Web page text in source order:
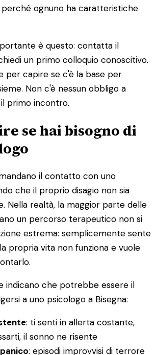
ognuno ha caratteristiche
è questo: contatta il
un primo colloquio conoscitivo.
per capire se c'è la base per
Non c'è nessun obbligo a
primo incontro.
se hai bisogno di
il contatto con uno
che il proprio disagio non sia
Nella realtà, la maggior parte delle
un percorso terapeutico non si
estrema: semplicemente sente
propria vita non funziona e vuole
indicano che potrebbe essere il
a uno psicologo a Bisegna:
: ti senti in allerta costante,
il sonno ne risente
: episodi improvvisi di terrore